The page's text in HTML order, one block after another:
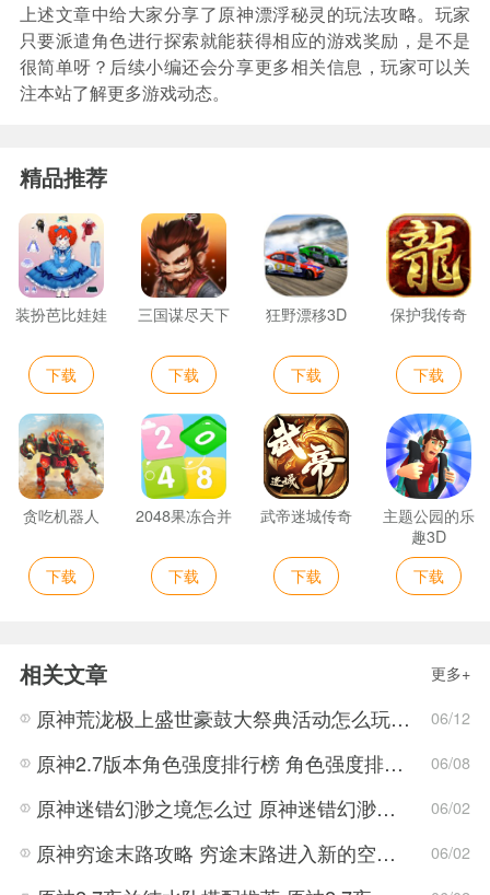
上述文章中给大家分享了原神漂浮秘灵的玩法攻略。玩家
只要派遣角色进行探索就能获得相应的游戏奖励，是不是
很简单呀？后续小编还会分享更多相关信息，玩家可以关
注本站了解更多游戏动态。
精品推荐
装扮芭比娃娃
下载
三国谋尽天下
下载
狂野漂移3D
下载
保护我传奇
下载
贪吃机器人
下载
2048果冻合并
下载
武帝迷城传奇
下载
主题公园的乐
趣3D
下载
相关文章 更多+
原神荒泷极上盛世豪鼓大祭典活动怎么玩 荒泷极上盛世豪鼓大祭典活动指南 06/12
原神2.7版本角色强度排行榜 角色强度排行2022最新 06/08
原神迷错幻渺之境怎么过 原神迷错幻渺之境通关攻略 06/02
原神穷途末路攻略 穷途末路进入新的空间任务解密流程 06/02